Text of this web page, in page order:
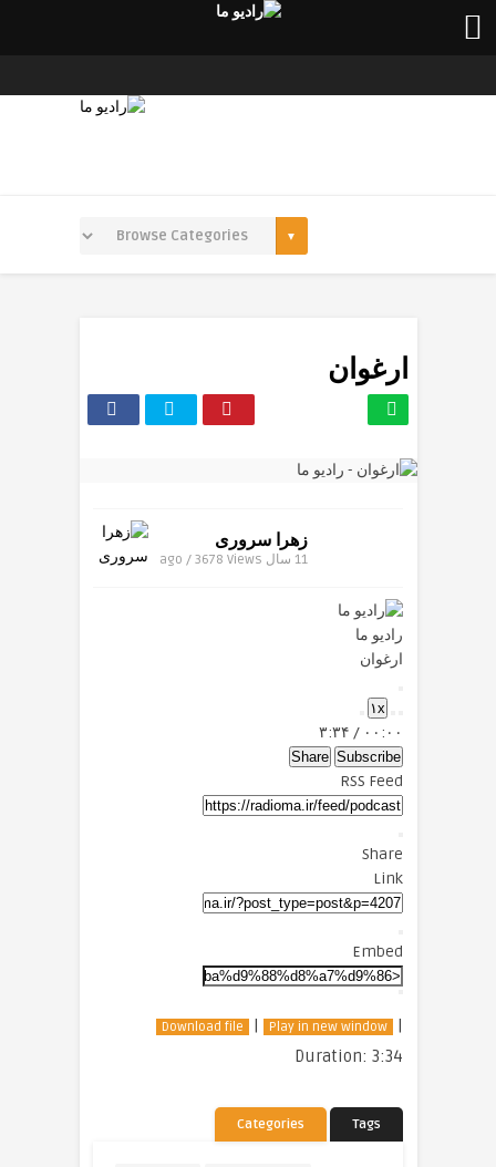
ارغوان
زهرا سروری
11 سال ago / 3678 Views
رادیو ما
ارغوان
Play
Episode
Mute/Unmute
Episode
Rewind
10
Seconds
۱x
Forward
30
seconds
۰۰:۰۰ / ۳:۳۴
Subscribe
Share
RSS Feed
Share
Link
Embed
Download file | Play in new window
|
Duration: 3:34
Categories Tags